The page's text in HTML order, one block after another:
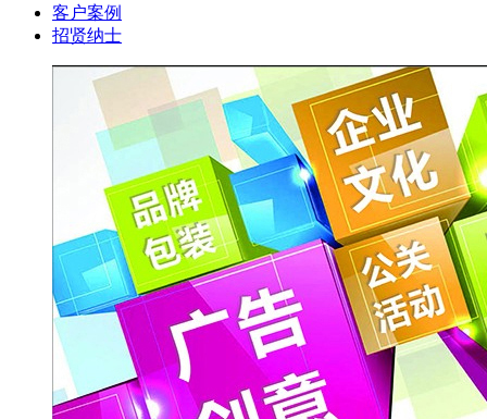
客户案例
招贤纳士